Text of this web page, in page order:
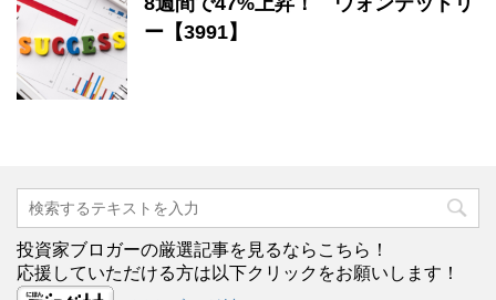
ー【3991】
投資家ブロガーの厳選記事を見るならこちら！
応援していただける方は以下クリックをお願いします！